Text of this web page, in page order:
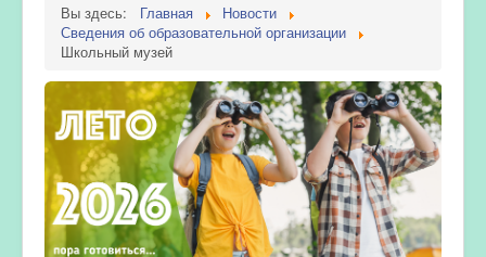
Вы здесь: Главная
Новости
Сведения об образовательной организации
Школьный музей